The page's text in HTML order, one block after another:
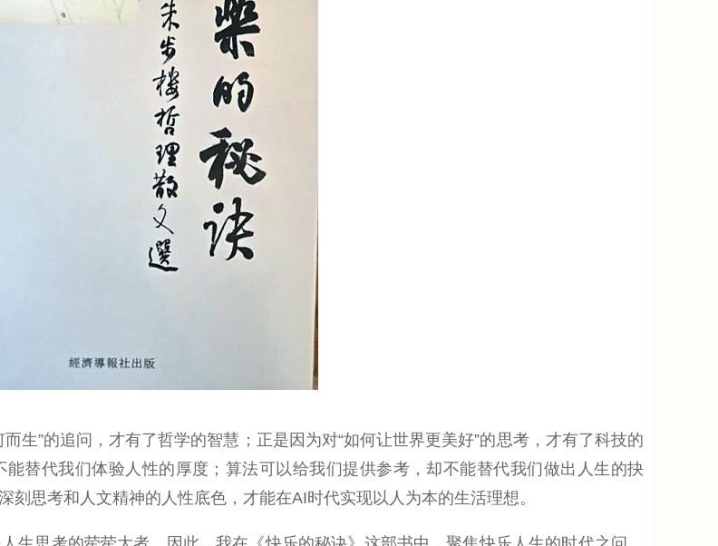
”的追问，才有了哲学的智慧；正是因为对“如何让世界更美好”的思考，才有了科技的
替代我们体验人性的厚度；算法可以给我们提供参考，却不能替代我们做出人生的抉
思考和人文精神的人性底色，才能在AI时代实现以人为本的生活理想。